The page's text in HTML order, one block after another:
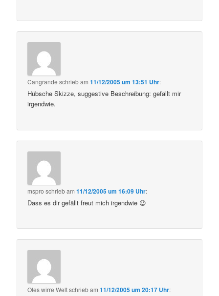
Cangrande schriebam11/12/2005 um 13:51 Uhr:
Hübsche Skizze, suggestive Beschreibung: gefällt mir
irgendwie.
mspro schriebam11/12/2005 um 16:09 Uhr:
Dass es dir gefällt freut mich irgendwie 😉
Oles wirre Weltschriebam11/12/2005 um 20:17 Uhr: